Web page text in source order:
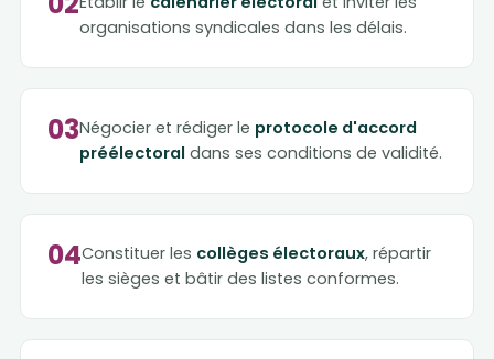
organisations syndicales dans les délais.
03Négocier et rédiger le protocole d'accord
préélectoral dans ses conditions de validité.
04Constituer les collèges électoraux, répartir
les sièges et bâtir des listes conformes.